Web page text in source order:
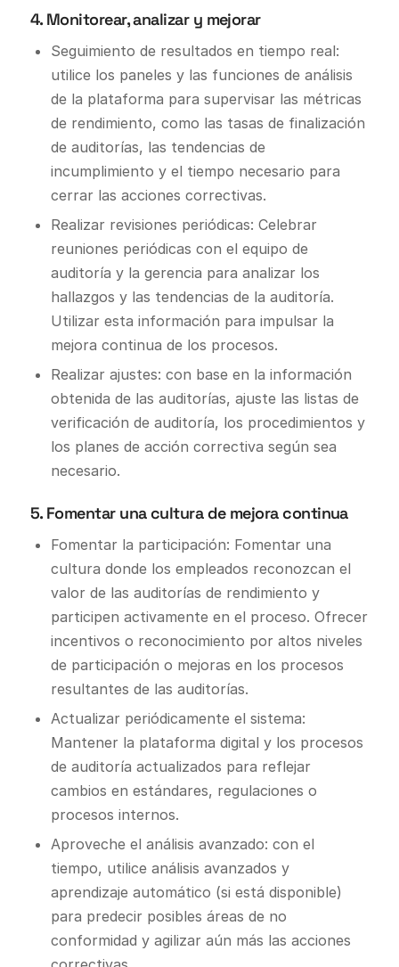
4. Monitorear, analizar y mejorar
Seguimiento de resultados en tiempo real:
utilice los paneles y las funciones de análisis
de la plataforma para supervisar las métricas
de rendimiento, como las tasas de finalización
de auditorías, las tendencias de
incumplimiento y el tiempo necesario para
cerrar las acciones correctivas.
Realizar revisiones periódicas: Celebrar
reuniones periódicas con el equipo de
auditoría y la gerencia para analizar los
hallazgos y las tendencias de la auditoría.
Utilizar esta información para impulsar la
mejora continua de los procesos.
Realizar ajustes: con base en la información
obtenida de las auditorías, ajuste las listas de
verificación de auditoría, los procedimientos y
los planes de acción correctiva según sea
necesario.
5. Fomentar una cultura de mejora continua
Fomentar la participación: Fomentar una
cultura donde los empleados reconozcan el
valor de las auditorías de rendimiento y
participen activamente en el proceso. Ofrecer
incentivos o reconocimiento por altos niveles
de participación o mejoras en los procesos
resultantes de las auditorías.
Actualizar periódicamente el sistema:
Mantener la plataforma digital y los procesos
de auditoría actualizados para reflejar
cambios en estándares, regulaciones o
procesos internos.
Aproveche el análisis avanzado: con el
tiempo, utilice análisis avanzados y
aprendizaje automático (si está disponible)
para predecir posibles áreas de no
conformidad y agilizar aún más las acciones